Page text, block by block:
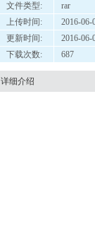
文件类型:
rar
上传时间:
2016-06-
更新时间:
2016-06-
下载次数:
687
详细介绍